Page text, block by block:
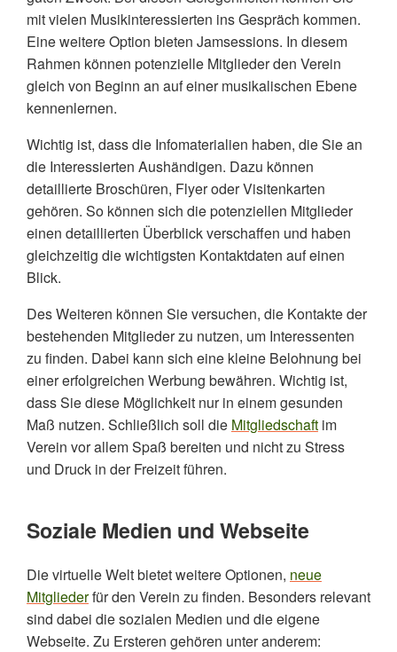
mit vielen Musikinteressierten ins Gespräch kommen.
Eine weitere Option bieten Jamsessions. In diesem
Rahmen können potenzielle Mitglieder den Verein
gleich von Beginn an auf einer musikalischen Ebene
kennenlernen.
Wichtig ist, dass die Infomaterialien haben, die Sie an
die Interessierten Aushändigen. Dazu können
detaillierte Broschüren, Flyer oder Visitenkarten
gehören. So können sich die potenziellen Mitglieder
einen detaillierten Überblick verschaffen und haben
gleichzeitig die wichtigsten Kontaktdaten auf einen
Blick.
Des Weiteren können Sie versuchen, die Kontakte der
bestehenden Mitglieder zu nutzen, um Interessenten
zu finden. Dabei kann sich eine kleine Belohnung bei
einer erfolgreichen Werbung bewähren. Wichtig ist,
dass Sie diese Möglichkeit nur in einem gesunden
Maß nutzen. Schließlich soll die Mitgliedschaft im
Verein vor allem Spaß bereiten und nicht zu Stress
und Druck in der Freizeit führen.
Soziale Medien und Webseite
Die virtuelle Welt bietet weitere Optionen, neue
Mitgliederfür den Verein zu finden. Besonders relevant
sind dabei die sozialen Medien und die eigene
Webseite. Zu Ersteren gehören unter anderem: